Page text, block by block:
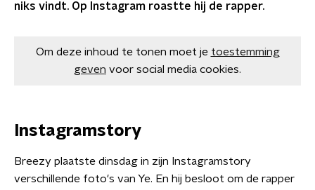
niks vindt. Op Instagram roastte hij de rapper.
Om deze inhoud te tonen moet je toestemming
geven voor social media cookies.
Instagramstory
Breezy plaatste dinsdag in zijn Instagramstory
verschillende foto's van Ye. En hij besloot om de rapper